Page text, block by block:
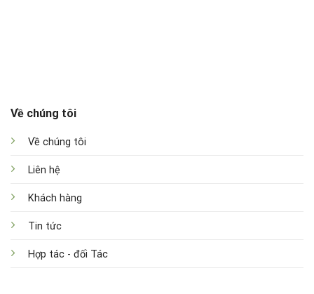
Về chúng tôi
Về chúng tôi
Liên hệ
Khách hàng
Tin tức
Hợp tác - đối Tác